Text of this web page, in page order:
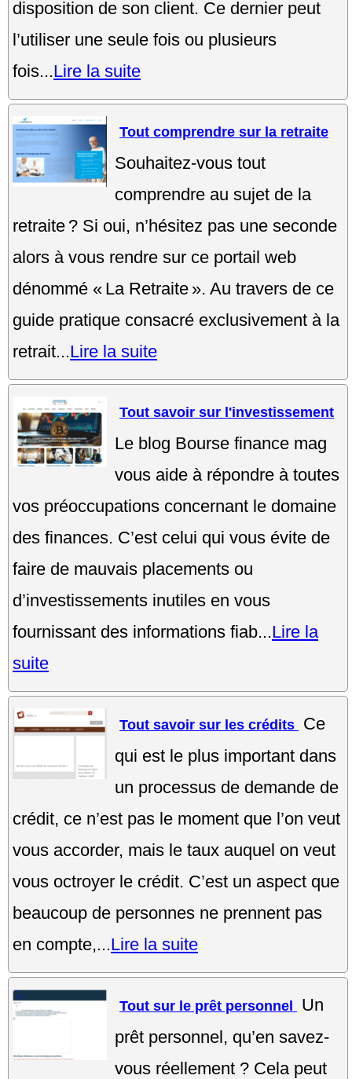
disposition de son client. Ce dernier peut
l’utiliser une seule fois ou plusieurs
fois...Lire la suite
Tout comprendre sur la retraite
Souhaitez-vous tout
comprendre au sujet de la
retraite ? Si oui, n’hésitez pas une seconde
alors à vous rendre sur ce portail web
dénommé « La Retraite ». Au travers de ce
guide pratique consacré exclusivement à la
retrait...Lire la suite
Tout savoir sur l'investissement
Le blog Bourse finance mag
vous aide à répondre à toutes
vos préoccupations concernant le domaine
des finances. C’est celui qui vous évite de
faire de mauvais placements ou
d’investissements inutiles en vous
fournissant des informations fiab...Lire la
suite
Tout savoir sur les crédits Ce
qui est le plus important dans
un processus de demande de
crédit, ce n’est pas le moment que l’on veut
vous accorder, mais le taux auquel on veut
vous octroyer le crédit. C’est un aspect que
beaucoup de personnes ne prennent pas
en compte,...Lire la suite
Tout sur le prêt personnel
Un
prêt personnel, qu’en savez-
vous réellement ? Cela peut